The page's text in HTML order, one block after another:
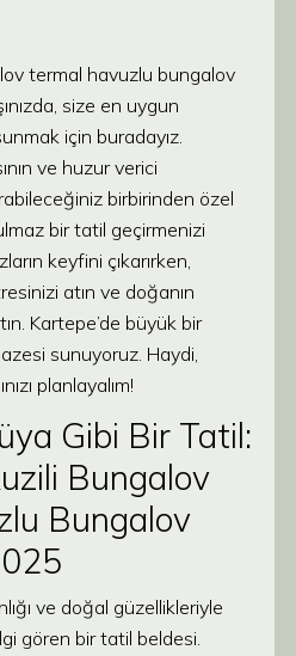
termal havuzlu bungalov
size en uygun
için buradayız.
ve huzur verici
birbirinden özel
bir tatil geçirmenizi
keyfini çıkarırken,
atın ve doğanın
Kartepe’de büyük bir
sunuyoruz. Haydi,
planlayalım!
Gibi Bir Tatil:
Bungalov
Bungalov
ve doğal güzellikleriyle
gören bir tatil beldesi.